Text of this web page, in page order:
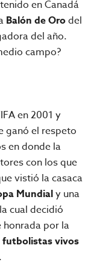
en Canadá
Balón de Orodel
del año.
campo?
en 2001 y
ganó el respeto
en donde la
con los que
vistió la casaca
Mundialy una
cual decidió
honrada por la
futbolistas vivos
.